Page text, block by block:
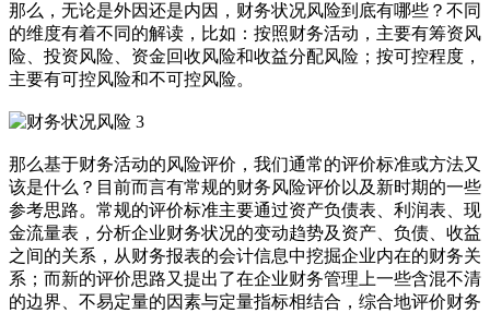
那么，无论是外因还是内因，财务状况风险到底有哪些？不同
的维度有着不同的解读，比如：按照财务活动，主要有筹资风
险、投资风险、资金回收风险和收益分配风险；按可控程度，
主要有可控风险和不可控风险。
那么基于财务活动的风险评价，我们通常的评价标准或方法又
该是什么？目前而言有常规的财务风险评价以及新时期的一些
参考思路。常规的评价标准主要通过资产负债表、利润表、现
金流量表，分析企业财务状况的变动趋势及资产、负债、收益
之间的关系，从财务报表的会计信息中挖掘企业内在的财务关
系；而新的评价思路又提出了在企业财务管理上一些含混不清
的边界、不易定量的因素与定量指标相结合，综合地评价财务